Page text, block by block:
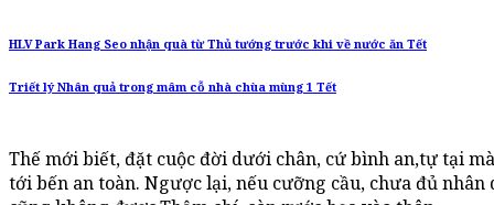
HLV Park Hang Seo nhận quà từ Thủ tướng trước khi về nước ăn Tết
Triết lý Nhân quả trong mâm cỗ nhà chùa mùng 1 Tết
Thế mới biết, đặt cuộc đời dưới chân, cứ bình an,tự tại
tới bến an toàn. Ngược lại, nếu cưỡng cầu, chưa đủ